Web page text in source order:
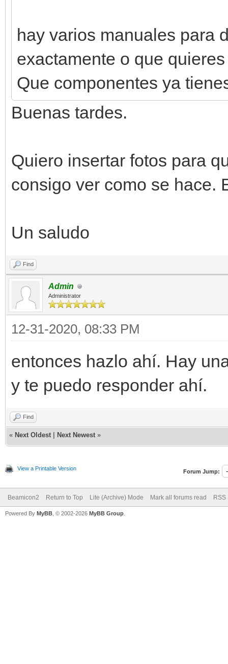
hay varios manuales para
exactamente o que
Que componentes ya
Buenas tardes.
Quiero insertar fotos para
consigo ver como se hace.
Un saludo
Find
Admin
Administrator
12-31-2020, 08:33 PM
entonces hazlo ahí. Hay
y te puedo responder ahí.
Find
« Next Oldest Next Newest »
View a Printable Version Forum Jump:
Beamicon2 Return to Top Lite (Archive) Mode Mark all forums read
Powered By MyBB , © 2002-2026 MyBB Group